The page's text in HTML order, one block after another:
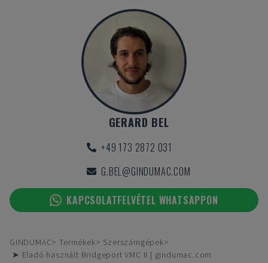
GERARD BEL
+49 173 2872 031
G.BEL@GINDUMAC.COM
KAPCSOLATFELVÉTEL WHATSAPPON
GINDUMAC Termékek
Szerszámgépek
➤ Eladó használt Bridgeport VMC II | gindumac.com